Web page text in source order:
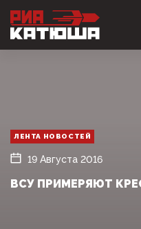
ЛЕНТА НОВОСТЕЙ
19 Августа 2016
ВСУ ПРИМЕРЯЮТ